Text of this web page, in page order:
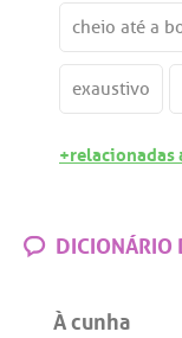
cheio até a
exaustivo
+relacionadas
DICIONÁRIO
À cunha